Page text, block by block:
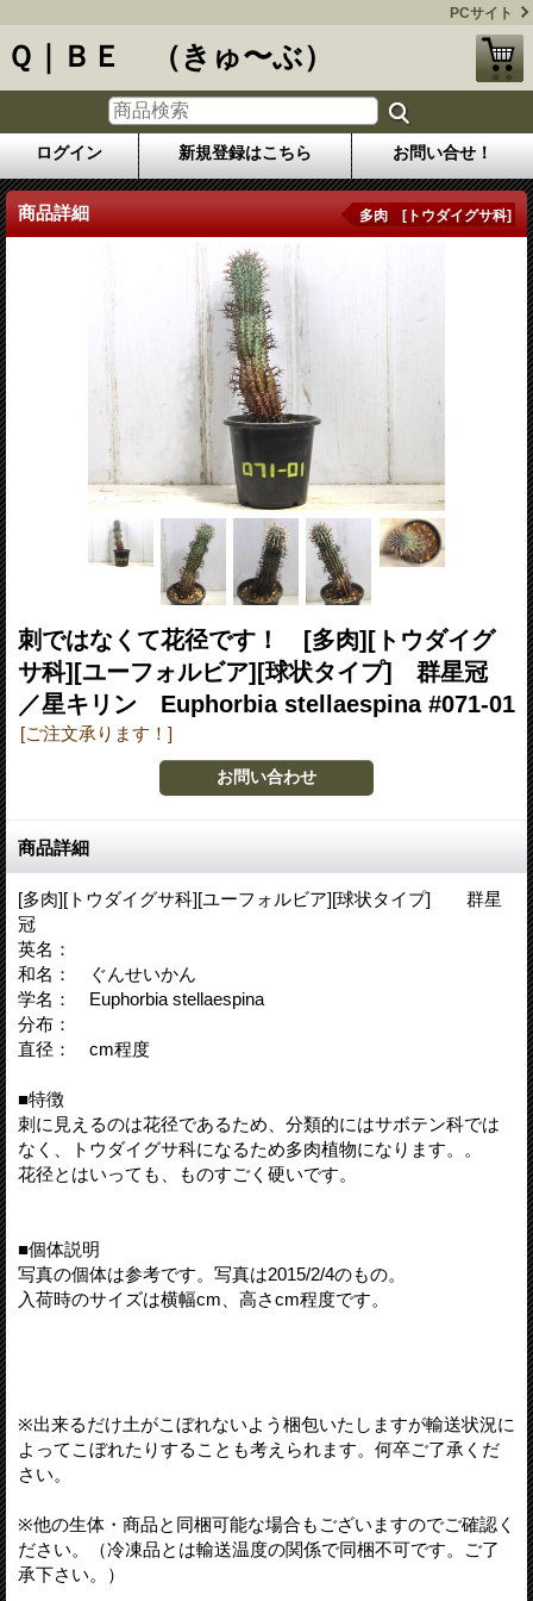
PCサイト
Ｑ｜ＢＥ （きゅ〜ぶ）
ログイン 新規登録はこちら お問い合せ！
商品詳細 多肉 [トウダイグサ科]
刺ではなくて花径です！ [多肉][トウダイグ
サ科][ユーフォルビア][球状タイプ] 群星冠
／星キリン Euphorbia stellaespina #071-01
[ご注文承ります！]
商品詳細
[多肉][トウダイグサ科][ユーフォルビア][球状タイプ] 群星
冠
英名：
和名： ぐんせいかん
学名： Euphorbia stellaespina
分布：
直径： cm程度
■特徴
刺に見えるのは花径であるため、分類的にはサボテン科では
なく、トウダイグサ科になるため多肉植物になります。。
花径とはいっても、ものすごく硬いです。
■個体説明
写真の個体は参考です。写真は2015/2/4のもの。
入荷時のサイズは横幅cm、高さcm程度です。
※出来るだけ土がこぼれないよう梱包いたしますが輸送状況に
よってこぼれたりすることも考えられます。何卒ご了承くだ
さい。
※他の生体・商品と同梱可能な場合もございますのでご確認く
ださい。（冷凍品とは輸送温度の関係で同梱不可です。ご了
承下さい。）